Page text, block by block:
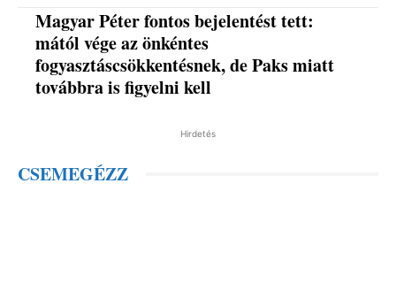
Magyar Péter fontos bejelentést tett:
mától vége az önkéntes
fogyasztáscsökkentésnek, de Paks miatt
továbbra is figyelni kell
Hirdetés
CSEMEGÉZZ